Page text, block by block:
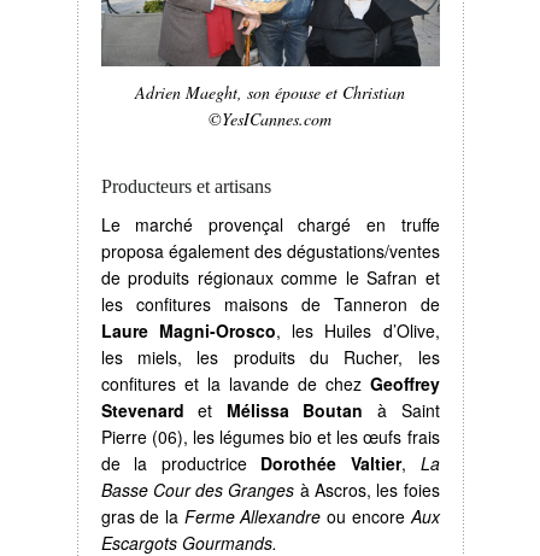
Adrien Maeght, son épouse et Christian
©YesICannes.com
Producteurs et artisans
Le marché provençal chargé en truffe
proposa également des dégustations/ventes
de produits régionaux comme le Safran et
les confitures maisons de Tanneron de
Laure Magni-Orosco, les Huiles d’Olive,
les miels, les produits du Rucher, les
confitures et la lavande de chez Geoffrey
Stevenardet Mélissa Boutan à Saint
Pierre (06), les légumes bio et les œufs frais
de la productrice Dorothée Valtier, La
Basse Cour des Granges à Ascros, les foies
gras de la Ferme Allexandre ou encore Aux
Escargots Gourmands.